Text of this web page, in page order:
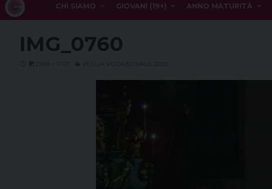
CHI SIAMO GIOVANI (19+) ANNO MATURITÀ
IMG_0760
2560 × 1707 VEGLIA VOCAZIONALE 2023